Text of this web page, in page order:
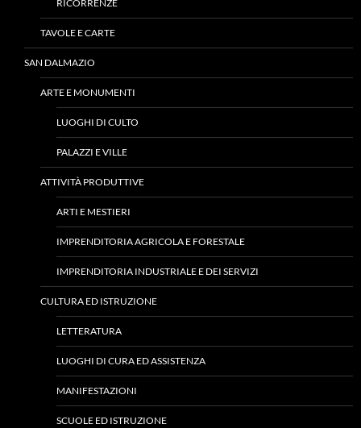
RICORRENZE
TAVOLE E CARTE
SAN DALMAZIO
ARTE E MONUMENTI
LUOGHI DI CULTO
PALAZZI E VILLE
ATTIVITÀ PRODUTTIVE
ARTI E MESTIERI
IMPRENDITORIA AGRICOLA E FORESTALE
IMPRENDITORIA INDUSTRIALE E DEI SERVIZI
CULTURA ED ISTRUZIONE
LETTERATURA
LUOGHI DI CURA ED ASSISTENZA
MANIFESTAZIONI
SCUOLE ED ISTRUZIONE